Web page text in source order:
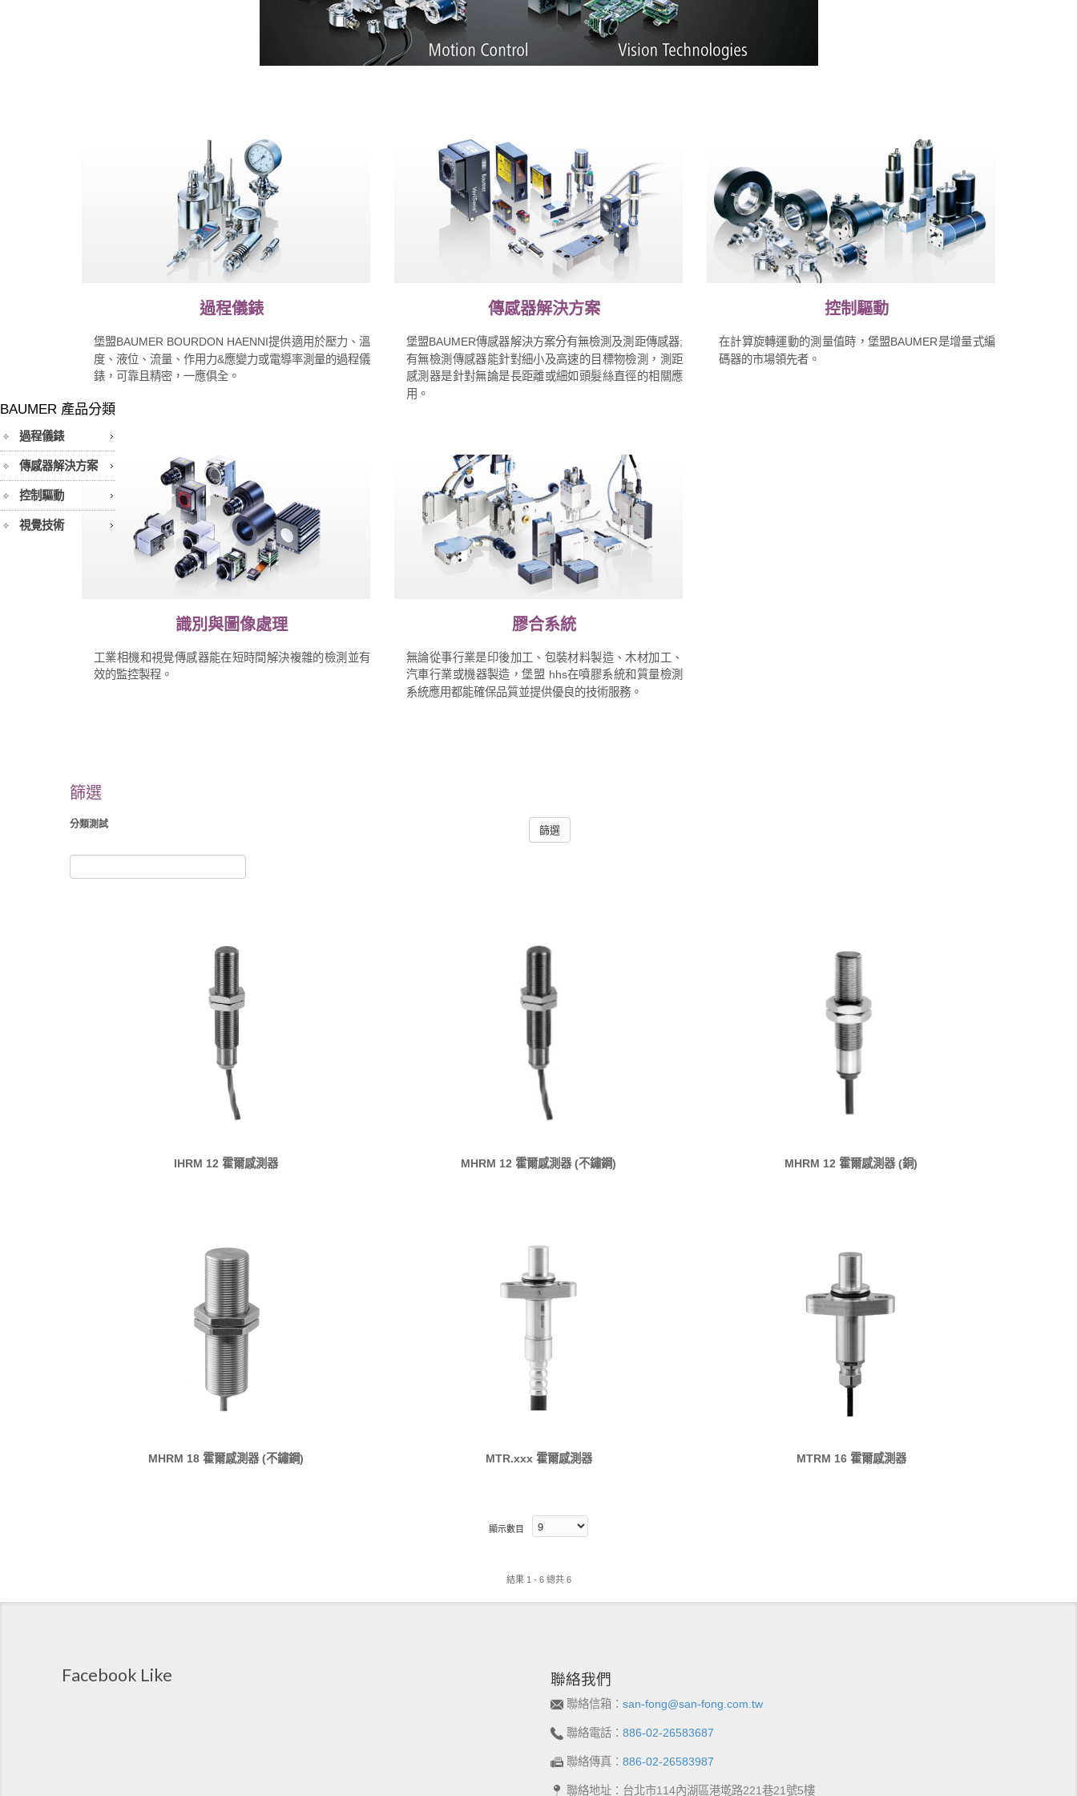
BAUMER 產品分類
過程儀錶
傳感器解決方案
控制驅動
視覺技術
過程儀錶
堡盟BAUMER BOURDON HAENNI提供適用於壓力、溫
度、液位、流量、作用力&應變力或電導率測量的過程儀
錶，可靠且精密，一應俱全。
傳感器解決方案
堡盟BAUMER傳感器解決方案分有無檢測及測距傳感器;
有無檢測傳感器能針對細小及高速的目標物檢測，測距
感測器是針對無論是長距離或細如頭髮絲直徑的相關應
用。
控制驅動
在計算旋轉運動的測量值時，堡盟BAUMER是增量式編
碼器的市場領先者。
識別與圖像處理
工業相機和視覺傳感器能在短時間解決複雜的檢測並有
效的監控製程。
膠合系統
無論從事行業是印後加工、包裝材料製造、木材加工、
汽車行業或機器製造，堡盟 hhs在噴膠系統和質量檢測
系統應用都能確保品質並提供優良的技術服務。
篩選
分類測試
IHRM 12 霍爾感測器 MHRM 12 霍爾感測器 (不鏽鋼) MHRM 12 霍爾感測器 (銅)
MHRM 18 霍爾感測器 (不鏽鋼) MTR.xxx 霍爾感測器 MTRM 16 霍爾感測器
顯示數目
結果 1 - 6 總共 6
Facebook Like 聯絡我們
聯絡信箱：san-fong@san-fong.com.tw
聯絡電話：886-02-26583687
聯絡傳真：886-02-26583987
聯絡地址：台北市114內湖區港墘路221巷21號5樓